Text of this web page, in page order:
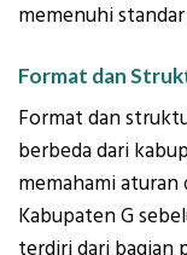
memenuhi
Format dan
Format dan
berbeda dari
memahami
Kabupaten G
terdiri dari bagian